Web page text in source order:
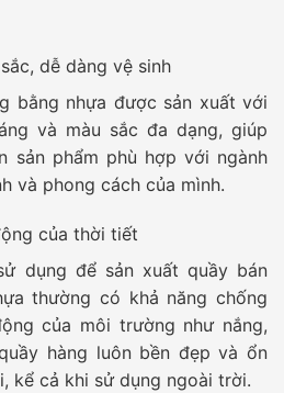
dễ dàng vệ sinh
bằng nhựa được sản xuất với
và màu sắc đa dạng, giúp
sản phẩm phù hợp với ngành
và phong cách của mình.
của thời tiết
dụng để sản xuất quầy bán
thường có khả năng chống
của môi trường như nắng,
hàng luôn bền đẹp và ổn
kể cả khi sử dụng ngoài trời.